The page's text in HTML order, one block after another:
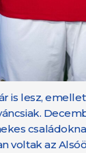
is lesz,
voltak az